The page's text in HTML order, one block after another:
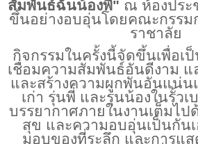
สัมพันธ์ฉันน้องพี่" ณ ห้องประ
ขึ้นอย่างอบอุ่นโดยคณะกรรม
ราชาลัย
กิจกรรมในครั้งนี้จัดขึ้นเพื่อเ
เชื่อมความสัมพันธ์อันดีงาม
และสร้างความผูกพันอันแน่น
เก่า รุ่นพี่ และรุ่นน้องในรั้ว
บรรยากาศภายในงานเต็มไป
สุข และความอบอุ่นเป็นกัน
มอบของที่ระลึก และการแ